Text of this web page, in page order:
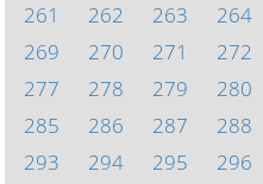
261
262 263 264
269
270 271 272
277
278 279 280
285
286 287 288
293
294 295 296